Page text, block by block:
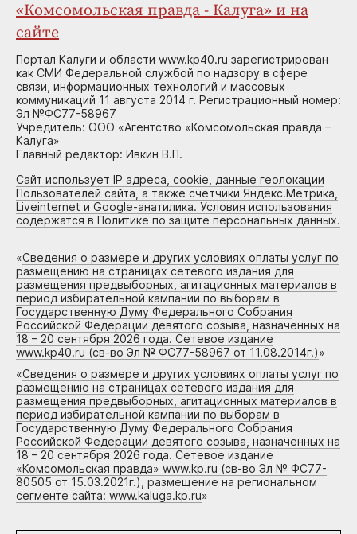
«Комсомольская правда - Калуга» и на
сайте
Портал Калуги и области www.kp40.ru зарегистрирован
как СМИ Федеральной службой по надзору в сфере
связи, информационных технологий и массовых
коммуникаций 11 августа 2014 г. Регистрационный номер:
Эл №ФС77-58967
Учредитель: ООО «Агентство «Комсомольская правда –
Калуга»
Главный редактор: Ивкин В.П.
Сайт использует IP адреса, cookie, данные геолокации
Пользователей сайта, а также счетчики Яндекс.Метрика,
Liveinternet и Google-анатилика. Условия использования
содержатся в Политике по защите персональных данных.
«Сведения о размере и других условиях оплаты услуг по
размещению на страницах сетевого издания для
размещения предвыборных, агитационных материалов в
период избирательной кампании по выборам в
Государственную Думу Федерального Собрания
Российской Федерации девятого созыва, назначенных на
18 – 20 сентября 2026 года. Сетевое издание
www.kp40.ru (св-во Эл № ФС77-58967 от 11.08.2014г.)»
«Сведения о размере и других условиях оплаты услуг по
размещению на страницах сетевого издания для
размещения предвыборных, агитационных материалов в
период избирательной кампании по выборам в
Государственную Думу Федерального Собрания
Российской Федерации девятого созыва, назначенных на
18 – 20 сентября 2026 года. Сетевое издание
«Комсомольская правда» www.kp.ru (св-во Эл № ФС77-
80505 от 15.03.2021г.), размещение на региональном
сегменте сайта: www.kaluga.kp.ru»